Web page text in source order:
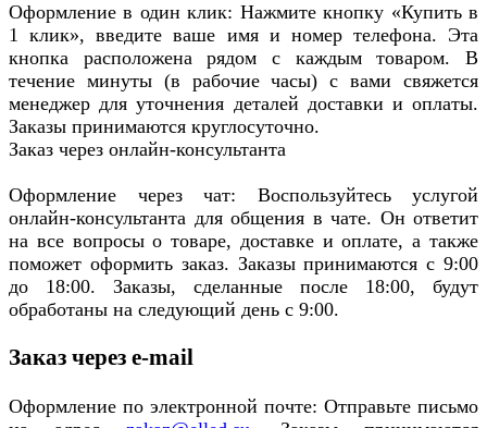
Оформление в один клик: Нажмите кнопку «Купить в
1 клик», введите ваше имя и номер телефона. Эта
кнопка расположена рядом с каждым товаром. В
течение минуты (в рабочие часы) с вами свяжется
менеджер для уточнения деталей доставки и оплаты.
Заказы принимаются круглосуточно.
Заказ через онлайн-консультанта
Оформление через чат: Воспользуйтесь услугой
онлайн-консультанта для общения в чате. Он ответит
на все вопросы о товаре, доставке и оплате, а также
поможет оформить заказ. Заказы принимаются с 9:00
до 18:00. Заказы, сделанные после 18:00, будут
обработаны на следующий день с 9:00.
Заказ через e-mail
Оформление по электронной почте: Отправьте письмо